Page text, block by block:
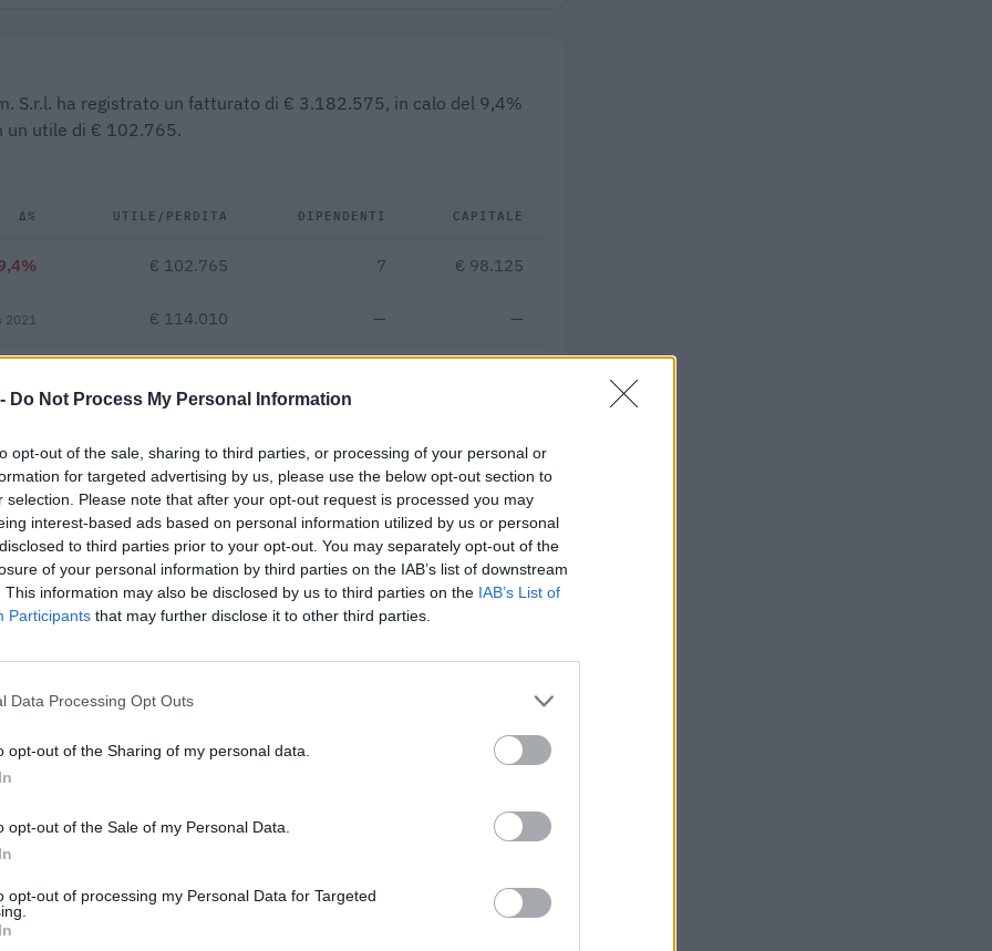
Do Not Process My Personal Information
opt-out of the sale, sharing to third parties, or processing of your personal or
for targeted advertising by us, please use the below opt-out section to
selection. Please note that after your opt-out request is processed you may
interest-based ads based on personal information utilized by us or personal
to third parties prior to your opt-out. You may separately opt-out of the
of your personal information by third parties on the IAB’s list of downstream
This information may also be disclosed by us to third parties on the IAB’s List of
Participants that may further disclose it to other third parties.
Data Processing Opt Outs
opt-out of the Sharing of my personal data.
opt-out of the Sale of my Personal Data.
opt-out of processing my Personal Data for Targeted
S.r.l. ha registrato un fatturato di € 3.182.575, in calo del 9,4%
un utile di € 102.765.
Δ% UTILE/PERDITA DIPENDENTI CAPITALE
€ 102.765 7 € 98.125
2021 € 114.010 — —
€ 454.654
Fatturato per dipendente
pubblici per un totale di almeno 104.965 euro (2021–2025).
previdenziali per nuove
nel bienni
inps 3.493 euro
per nuove
nel bienni
inps 5.000 euro
ai sensi della decisione SA.
101076)
agenzia delle entrate 12.463 euro
a seguito della crisi